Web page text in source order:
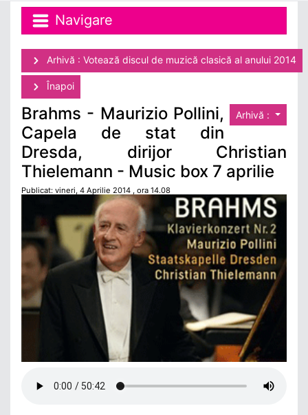
Navigare
Arhivă : Votează discul de muzică clasică al anului 2014
Înapoi
Arhivă :
Brahms - Maurizio Pollini,
Capela de stat din
Dresda, dirijor Christian
Thielemann - Music box 7 aprilie
Publicat: vineri, 4 Aprilie 2014 , ora 14.08